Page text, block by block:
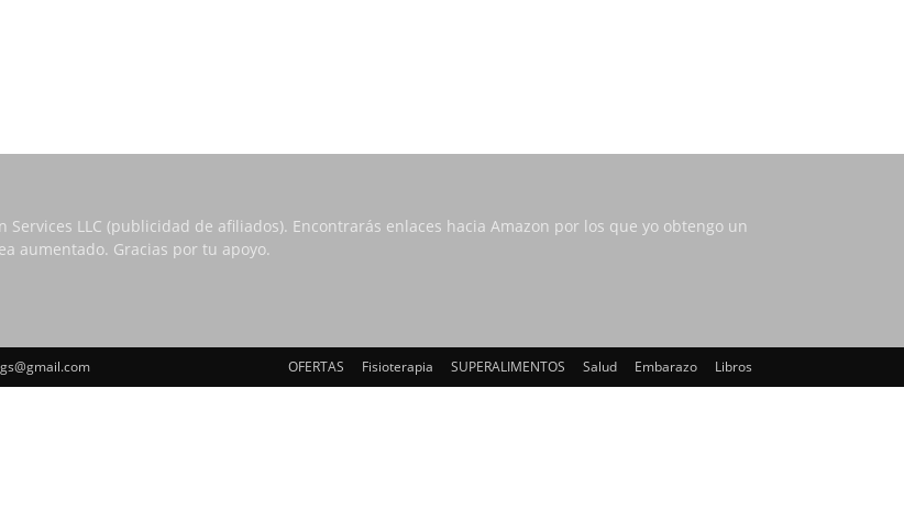
LLC (publicidad de afiliados). Encontrarás enlaces hacia Amazon por los que yo obtengo un
aumentado. Gracias por tu apoyo.
OFERTAS Fisioterapia SUPERALIMENTOS Salud Embarazo Libros